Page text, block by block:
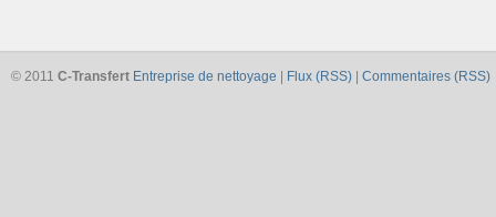
© 2011 C-Transfert Entreprise de nettoyage Flux (RSS) Commentaires (RSS)